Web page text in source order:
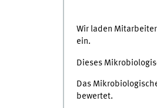
Wir laden
ein.
Dieses
Das
bewertet.